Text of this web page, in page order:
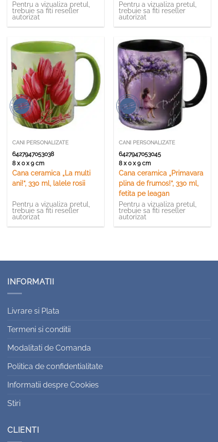
Pentru a vizualiza pretul,
trebuie sa fiti reseller
autorizat
Pentru a vizualiza pretul,
trebuie sa fiti reseller
autorizat
CANI PERSONALIZATE
6427947053038
8 x 0 x 9 cm
Cana ceramica „La multi
ani!”, 330 ml, lalele rosii
Pentru a vizualiza pretul,
trebuie sa fiti reseller
autorizat
CANI PERSONALIZATE
6427947053045
8 x 0 x 9 cm
Cana ceramica „Primavara
plina de frumos!”, 330 ml,
fetita pe leagan
Pentru a vizualiza pretul,
trebuie sa fiti reseller
autorizat
INFORMATII
Livrare si Plata
Termeni si conditii
Modalitati de Comanda
Politica de confidentialitate
Informatii despre Cookies
Stiri
CLIENTI